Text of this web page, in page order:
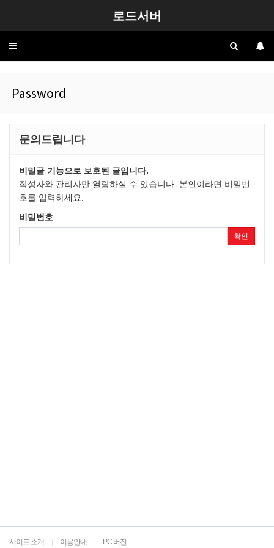
로드서버
Toggle
Password
문의드립니다
비밀글 기능으로 보호된 글입니다.
작성자와 관리자만 열람하실 수 있습니다. 본인이라면 비밀번
호를 입력하세요.
비밀번호
확인
사이트 소개 | 이용안내 | PC 버전